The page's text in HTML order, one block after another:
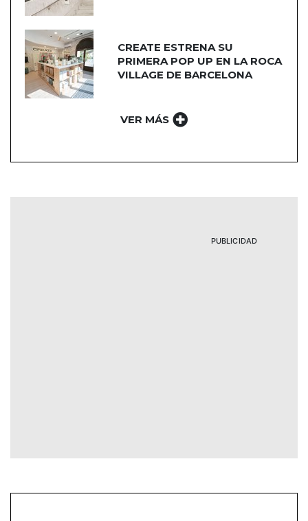
CREATE ESTRENA SU
PRIMERA POP UP EN LA ROCA
VILLAGE DE BARCELONA
VER MÁS
PUBLICIDAD